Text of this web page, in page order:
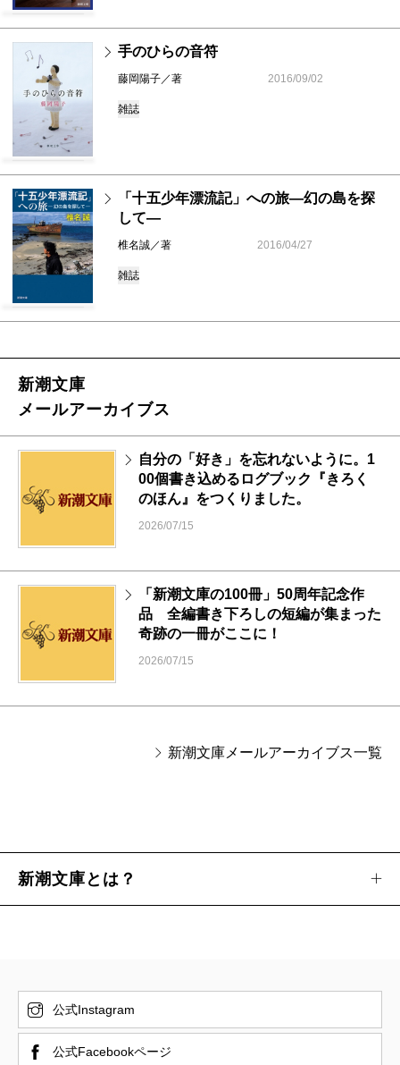
手のひらの音符
藤岡陽子／著 2016/09/02
雑誌
「十五少年漂流記」への旅―幻の島を探
して―
椎名誠／著 2016/04/27
雑誌
新潮文庫
メールアーカイブス
自分の「好き」を忘れないように。1
00個書き込めるログブック『きろく
のほん』をつくりました。
2026/07/15
「新潮文庫の100冊」50周年記念作
品 全編書き下ろしの短編が集まった
奇跡の一冊がここに！
2026/07/15
新潮文庫メールアーカイブス一覧
新潮文庫とは？
公式Instagram
公式Facebookページ